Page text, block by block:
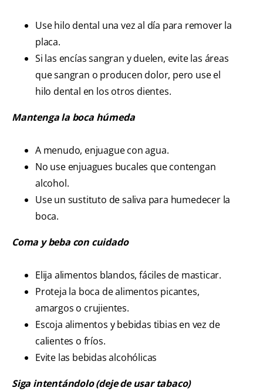
Use hilo dental una vez al día para remover la
placa.
Si las encías sangran y duelen, evite las áreas
que sangran o producen dolor, pero use el
hilo dental en los otros dientes.
Mantenga la boca húmeda
A menudo, enjuague con agua.
No use enjuagues bucales que contengan
alcohol.
Use un sustituto de saliva para humedecer la
boca.
Coma y beba con cuidado
Elija alimentos blandos, fáciles de masticar.
Proteja la boca de alimentos picantes,
amargos o crujientes.
Escoja alimentos y bebidas tibias en vez de
calientes o fríos.
Evite las bebidas alcohólicas
Siga intentándolo (deje de usar tabaco)